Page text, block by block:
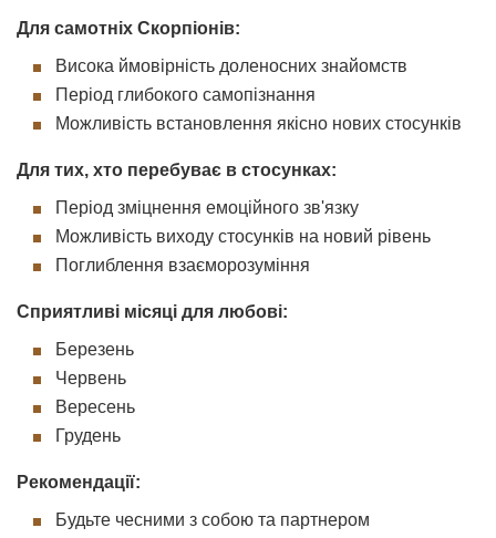
Для самотніх Скорпіонів:
Висока ймовірність доленосних знайомств
Період глибокого самопізнання
Можливість встановлення якісно нових стосунків
Для тих, хто перебуває в стосунках:
Період зміцнення емоційного зв'язку
Можливість виходу стосунків на новий рівень
Поглиблення взаєморозуміння
Сприятливі місяці для любові:
Березень
Червень
Вересень
Грудень
Рекомендації:
Будьте чесними з собою та партнером